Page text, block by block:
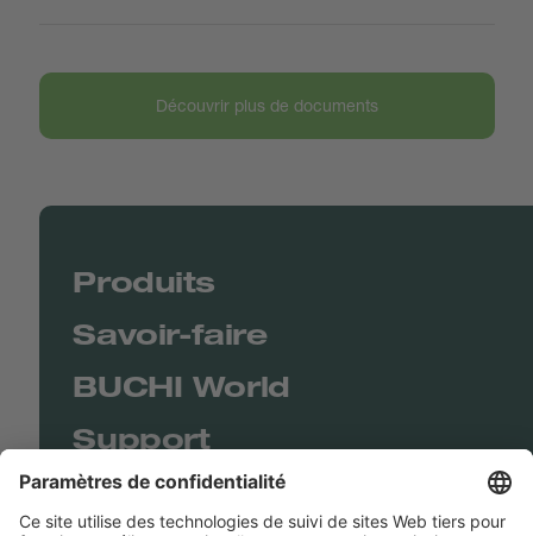
Découvrir plus de documents
Produits
Savoir-faire
BUCHI World
Support
Shop